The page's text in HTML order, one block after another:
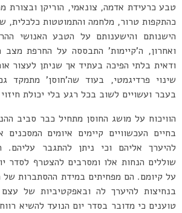
טבע כרעידת אדמה, צונאמי, הוריקן ובצורת
כהתקפות טרור, מלחמה והתמוטטות כלכלית,
הישנותם והישענותם על הטבע האנושי
ואחרון, ה’קיימות’ התבססה על החרפת
ודאית בלתי הפיכה בעתיד אך שניתן לעצור
שינוי פרדיגמטי, בעוד שה’חוסן’ מתמקד
בעבר ועשויים לשוב בכל רגע בלי יכולת
הוויכוח על מושג החוסן מתחיל כבר סביב
בחיים העכשוויים קיימים איומים
להיערך אליהם וכי ניתן להתגבר עליהם.
שוללים הנחות אלו ומסרבים להצטרף לסדר
על קיומם. הם מפחיתים במידת ההסתברות של
בנחיצות להיערך לה ובאפקטיביות של
טוענים כי מדובר בסדר יום הנועד להשיא